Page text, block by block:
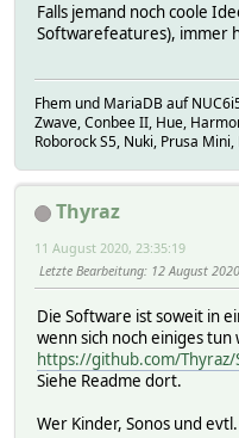
Falls jemand noch coole
Softwarefeatures), immer
Fhem und MariaDB auf
Zwave, Conbee II, Hue,
Roborock S5, Nuki, Prusa
Thyraz
11 August 2020, 23:35:19
Letzte Bearbeitung: 12 August
Die Software ist soweit in
wenn sich noch einiges tun
https://github.com/Thyraz/
Siehe Readme dort.
Wer Kinder, Sonos und